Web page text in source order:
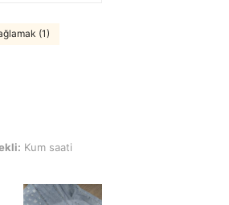
(1)
85 cm / 33 in, Bel: 99 cm / 39 in, Büst: 99 cm
Kum saati